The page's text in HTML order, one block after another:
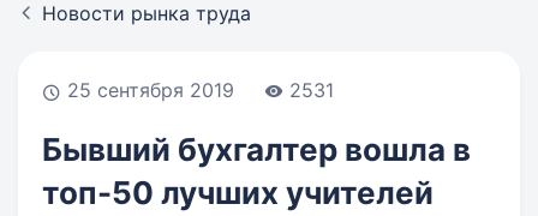
Новости рынка труда
25 сентября 2019 2531
Бывший бухгалтер вошла в
топ-50 лучших учителей